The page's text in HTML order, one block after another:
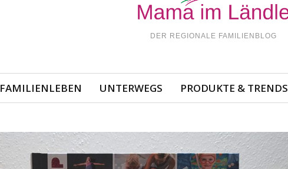
DER REGIONALE FAMILIENBLOG
FAMILIENLEBEN UNTERWEGS PRODUKTE & TRENDS